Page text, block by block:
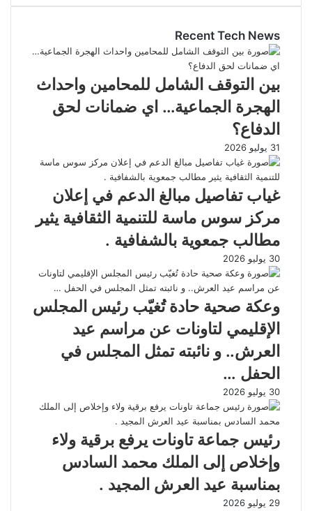
Recent Tech News
بين التوقف الشامل للمحامين واحداث
الهجرة الجماعية… اي ضمانات لحق
الدفاع؟
31 يوليو 2026
غياب تفاصيل مبالغ الدعم في إعلان
مركز سوس ماسة للتنمية الثقافية يثير
مطالب جمعوية بالشفافية .
30 يوليو 2026
وعكة صحية حادة تُغيّب رئيس المجلس
الإقليمي لتاونات عن مراسم عيد
العرش.. و نائبته تمثل المجلس في
الحفل …
30 يوليو 2026
رئيس جماعة تاونات يرفع برقية ولاء
وإخلاص إلى الملك محمد السادس
بمناسبة عيد العرش المجيد .
29 يوليو 2026